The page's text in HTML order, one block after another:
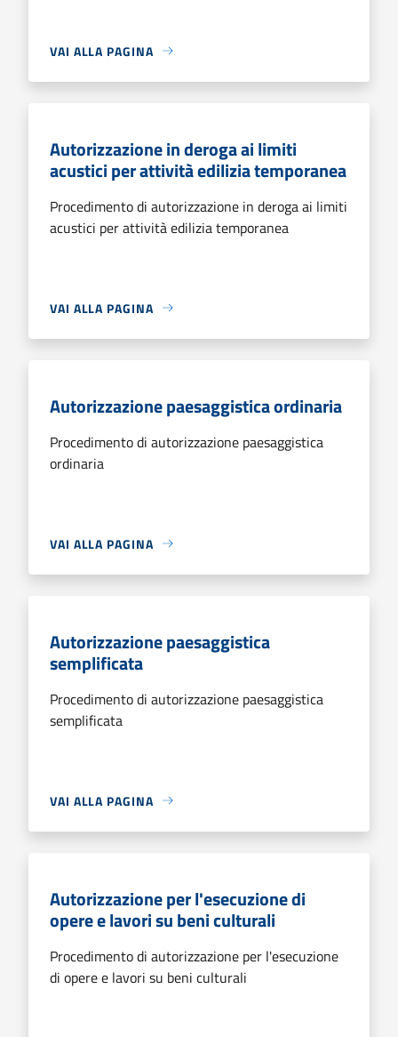
VAI ALLA PAGINA
Autorizzazione in deroga ai limiti
acustici per attività edilizia temporanea
Procedimento di autorizzazione in deroga ai limiti
acustici per attività edilizia temporanea
VAI ALLA PAGINA
Autorizzazione paesaggistica ordinaria
Procedimento di autorizzazione paesaggistica
ordinaria
VAI ALLA PAGINA
Autorizzazione paesaggistica
semplificata
Procedimento di autorizzazione paesaggistica
semplificata
VAI ALLA PAGINA
Autorizzazione per l'esecuzione di
opere e lavori su beni culturali
Procedimento di autorizzazione per l'esecuzione
di opere e lavori su beni culturali